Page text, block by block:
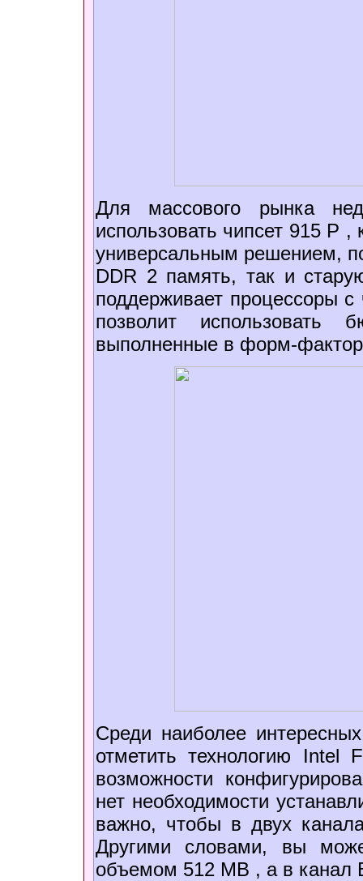
Для массового рынка
использовать чипсет 915 P
универсальным решением,
DDR 2 память, так и
поддерживает процессоры
позволит использовать
выполненные в форм-
Среди наиболее
отметить технологию Intel
возможности
нет необходимости
важно, чтобы в двух
Другими словами, вы
объемом 512 MB , а в канал